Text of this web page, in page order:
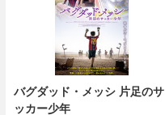
バグダッド・メッシ 片足のサ
ッカー少年